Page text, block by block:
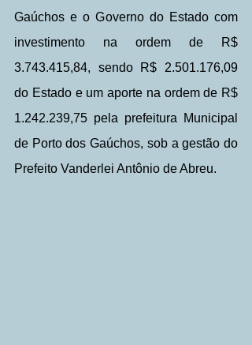
Gaúchos e o Governo do Estado com
investimento na ordem de R$
3.743.415,84, sendo R$ 2.501.176,09
do Estado e um aporte na ordem de R$
1.242.239,75 pela prefeitura Municipal
de Porto dos Gaúchos, sob a gestão do
Prefeito Vanderlei Antônio de Abreu.